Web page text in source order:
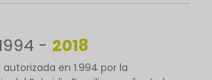
- 2018
en 1.994 por la